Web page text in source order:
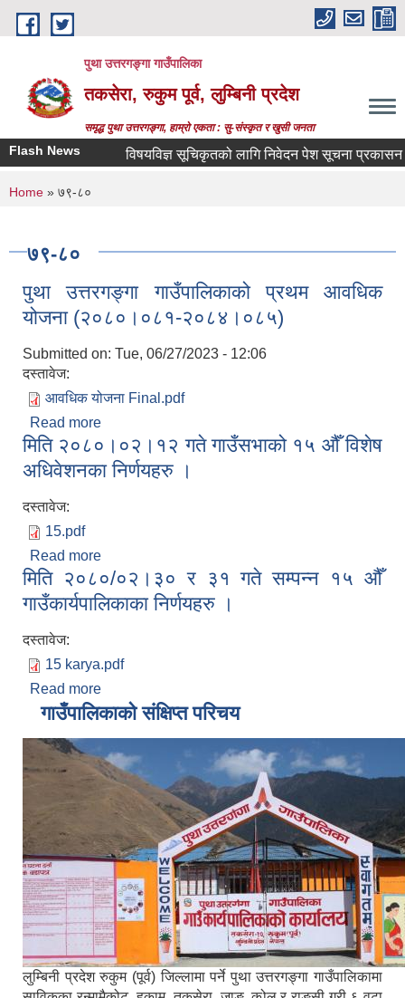
Skip to main content
पुथा उत्तरगङ्गा गाउँपालिका
तकसेरा, रुकुम पूर्व, लुम्बिनी प्रदेश
समृद्ध पुथा उत्तरगङ्गा, हाम्रो एकता : सु-संस्कृत र खुसी जनता
Flash News विषयविज्ञ सूचिकृतको लागि निवेदन पेश सूचना प्रकासन
You are here
Home » ७९-८०
७९-८०
पुथा उत्तरगङ्गा गाउँपालिकाको प्रथम आवधिक
योजना (२०८०।०८१-२०८४।०८५)
Submitted on: Tue, 06/27/2023 - 12:06
दस्तावेज:
आवधिक योजना Final.pdf
Read more
योजना (२०८०।०८१-२०८४।०८५)
मिति २०८०।०२।१२ गते गाउँसभाको १५ औँ विशेष
अधिवेशनका निर्णयहरु ।
दस्तावेज:
15.pdf
Read more
अधिवेशनका निर्णयहरु ।
मिति २०८०/०२।३० र ३१ गते सम्पन्न १५ औँ
गाउँकार्यपालिकाका निर्णयहरु ।
दस्तावेज:
15 karya.pdf
Read more
गाउँकार्यपालिकाका निर्णयहरु ।
गाउँपालिकाको संक्षिप्त परिचय
लुम्बिनी प्रदेश रुकुम (पूर्व) जिल्लामा पर्ने पुथा उत्तरगङ्गा गाउँपालिकामा